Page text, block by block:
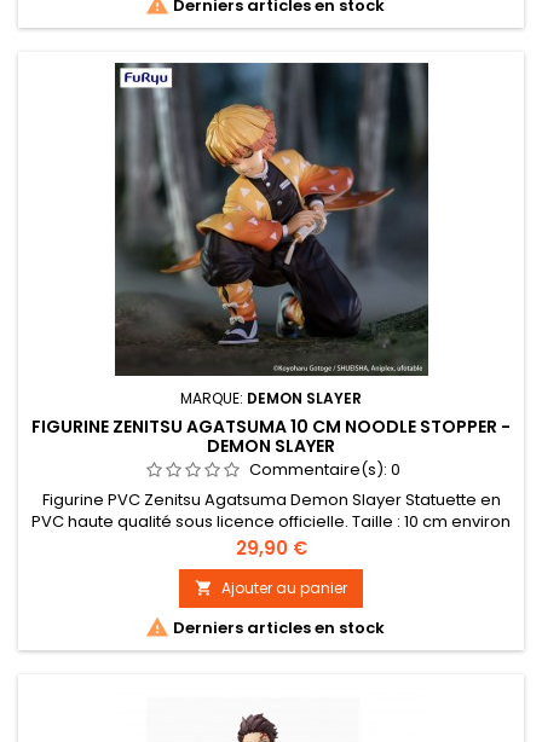
 Derniers articles en stock
MARQUE: DEMON SLAYER
FIGURINE ZENITSU AGATSUMA 10 CM NOODLE STOPPER -
DEMON SLAYER
Commentaire(s): 0
Figurine PVC Zenitsu Agatsuma Demon Slayer Statuette en
PVC haute qualité sous licence officielle. Taille : 10 cm environ
Prix
29,90 €
 Ajouter au panier
 Derniers articles en stock